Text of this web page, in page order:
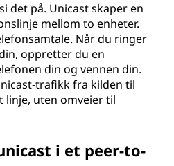
det på. Unicast skaper en
mellom to enheter.
Når du ringer
oppretter du en
din og vennen din.
trafikk fra kilden til
linje, uten omveier til
i et peer-to-